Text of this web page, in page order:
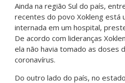
Ainda na região Sul do país,
recentes do povo Xokleng está
internada em um hospital,
De acordo com lideranças
ela não havia tomado as doses
coronavírus.
Do outro lado do país, no